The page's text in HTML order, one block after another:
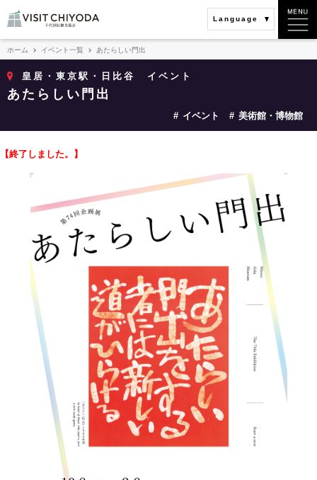
Language
ホーム イベント一覧 あたらしい門出
皇居・東京駅・日比谷 イベント
あたらしい門出
イベント 美術館・博物館
【終了しました。】